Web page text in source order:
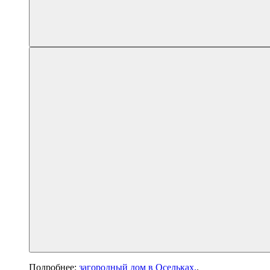
Подробнее: загородный дом в Осельках..